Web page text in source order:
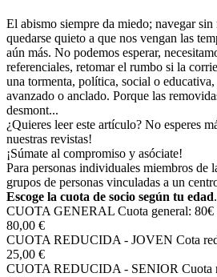
El abismo siempre da miedo; navegar
quedarse quieto a que nos vengan las
aún más. No podemos esperar,
referenciales, retomar el rumbo si la
una tormenta, política, social o
avanzado o anclado. Porque las
desmont...
¿Quieres leer este artículo? No esperes
nuestras revistas!
¡Súmate al compromiso y asóciate!
Para personas individuales miembros de
grupos de personas vinculadas a un
Escoge la cuota de socio según tu edad.
CUOTA GENERAL Cuota general: 80€
80,00 €
CUOTA REDUCIDA - JOVEN Cota
25,00 €
CUOTA REDUCIDA - SENIOR Cuota